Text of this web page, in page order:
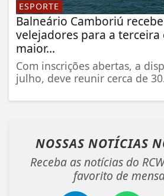
ESPORTE
Balneário Camboriú
velejadores para a terceira
maior...
Com inscrições abertas, a
julho, deve reunir cerca de
NOSSAS NOTÍCIAS
Receba as notícias do
favorito de